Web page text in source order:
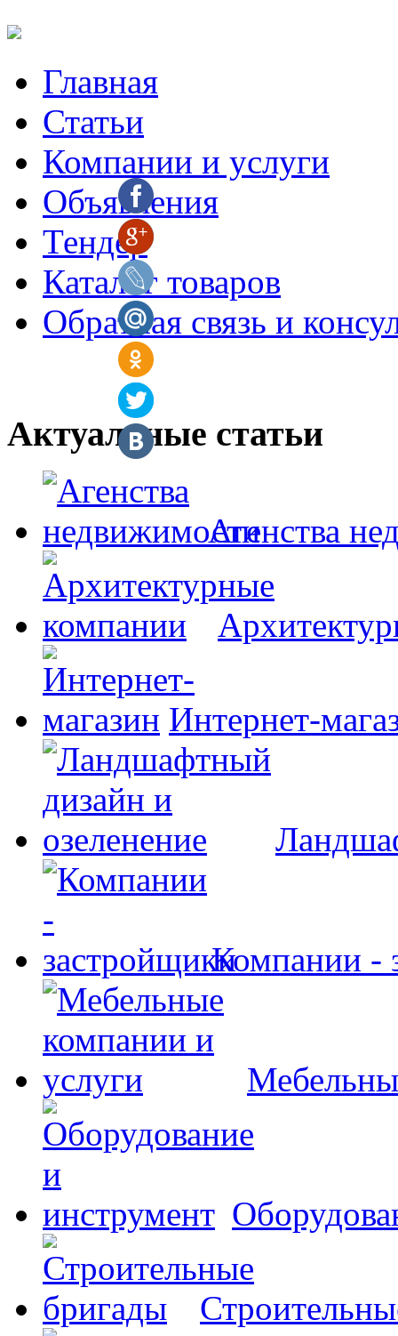
Главная
Статьи
Компании и услуги
Объявления
Тендер
Каталог товаров
Обратная связь и
Актуальные статьи
Агенства
Интернет-
Компании -